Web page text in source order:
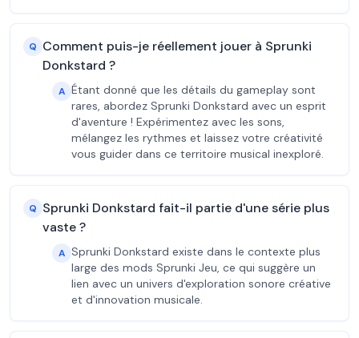
Q Comment puis-je réellement jouer à Sprunki
Donkstard ?
A Étant donné que les détails du gameplay sont
rares, abordez Sprunki Donkstard avec un esprit
d'aventure ! Expérimentez avec les sons,
mélangez les rythmes et laissez votre créativité
vous guider dans ce territoire musical inexploré.
Q Sprunki Donkstard fait-il partie d'une série plus
vaste ?
A Sprunki Donkstard existe dans le contexte plus
large des mods Sprunki Jeu, ce qui suggère un
lien avec un univers d'exploration sonore créative
et d'innovation musicale.